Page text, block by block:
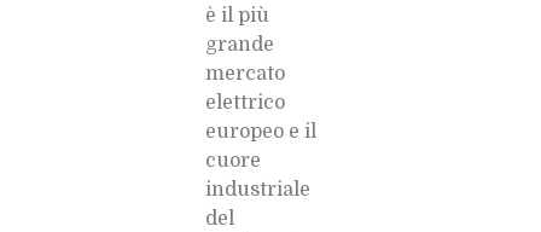
è il più
grande
mercato
elettrico
europeo e il
cuore
industriale
del